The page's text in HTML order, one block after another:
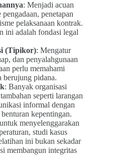
: Menjadi acuan
penetapan
pelaksanaan kontrak.
ini adalah fondasi legal
(Tipikor): Mengatur
dan penyalahgunaan
perlu memahami
berujung pidana.
: Banyak organisasi
seperti larangan
informal dengan
kepentingan.
menyelenggarakan
studi kasus
ini bukan sekadar
membangun integritas